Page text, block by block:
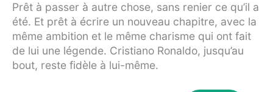
Prêt à passer à autre chose, sans renier ce qu’il a
été. Et prêt à écrire un nouveau chapitre, avec la
même ambition et le même charisme qui ont fait
de lui une légende. Cristiano Ronaldo, jusqu’au
bout, reste fidèle à lui-même.